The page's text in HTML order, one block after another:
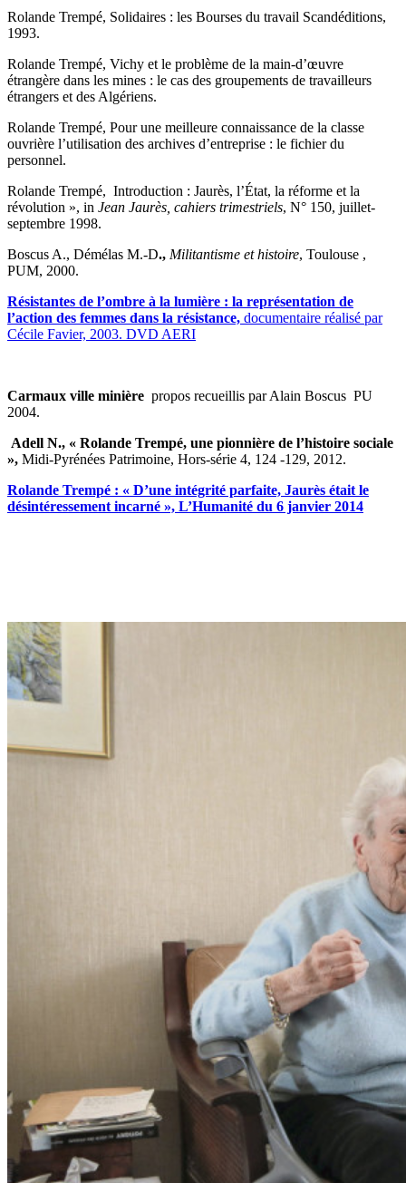
Rolande Trempé, Solidaires : les Bourses du travail Scandéditions,
1993.
Rolande Trempé, Vichy et le problème de la main-d’œuvre
étrangère dans les mines : le cas des groupements de travailleurs
étrangers et des Algériens.
Rolande Trempé, Pour une meilleure connaissance de la classe
ouvrière l’utilisation des archives d’entreprise : le fichier du
personnel.
Rolande Trempé, Introduction : Jaurès, l’État, la réforme et la
révolution », in Jean Jaurès, cahiers trimestriels, N° 150, juillet-
septembre 1998.
Boscus A., Démélas M.-D., Militantisme et histoire, Toulouse ,
PUM, 2000.
Résistantes de l’ombre à la lumière : la représentation de
l’action des femmes dans la résistance, documentaire réalisé par
Cécile Favier, 2003. DVD AERI
Carmaux ville minière propos recueillis par Alain Boscus PU
2004.
Adell N., « Rolande Trempé, une pionnière de l’histoire sociale
», Midi-Pyrénées Patrimoine, Hors-série 4, 124 -129, 2012.
Rolande Trempé : « D’une intégrité parfaite, Jaurès était le
désintéressement incarné », L’Humanité du 6 janvier 2014